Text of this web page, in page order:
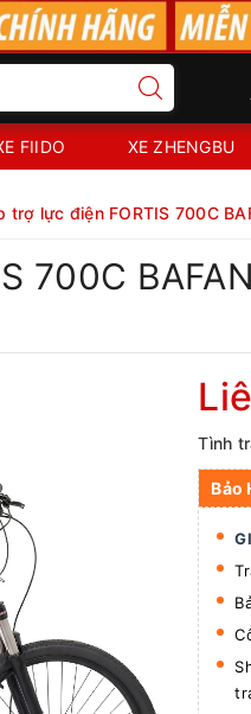
FIIDO XE ZHENGBU
trợ lực điện FORTIS 700C
700C
Tình
Bảo